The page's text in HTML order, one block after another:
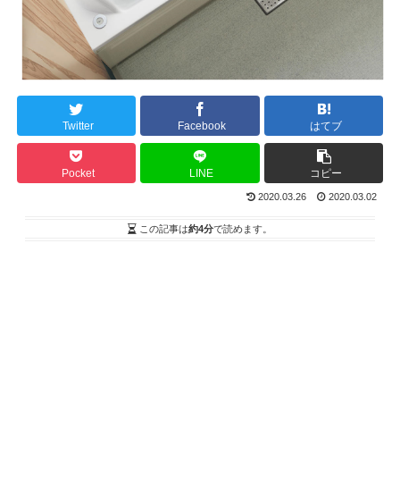
Twitter Facebook はてブ
Pocket LINE コピー
2020.03.26 2020.03.02
この記事は約4分で読めます。